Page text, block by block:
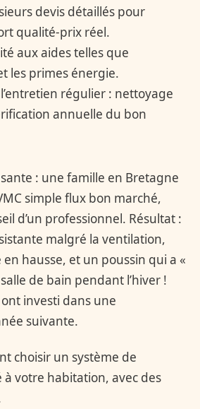
devis détaillés pour
qualité-prix réel.
aux aides telles que
les primes énergie.
régulier : nettoyage
annuelle du bon
: une famille en Bretagne
simple flux bon marché,
d’un professionnel. Résultat :
malgré la ventilation,
en hausse, et un poussin qui a «
de bain pendant l’hiver !
investi dans une
suivante.
choisir un système de
votre habitation, avec des